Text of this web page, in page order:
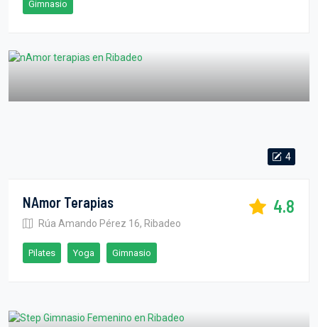
Gimnasio
4
NAmor Terapias
Rúa Amando Pérez 16, Ribadeo
4.8
Pilates Yoga Gimnasio